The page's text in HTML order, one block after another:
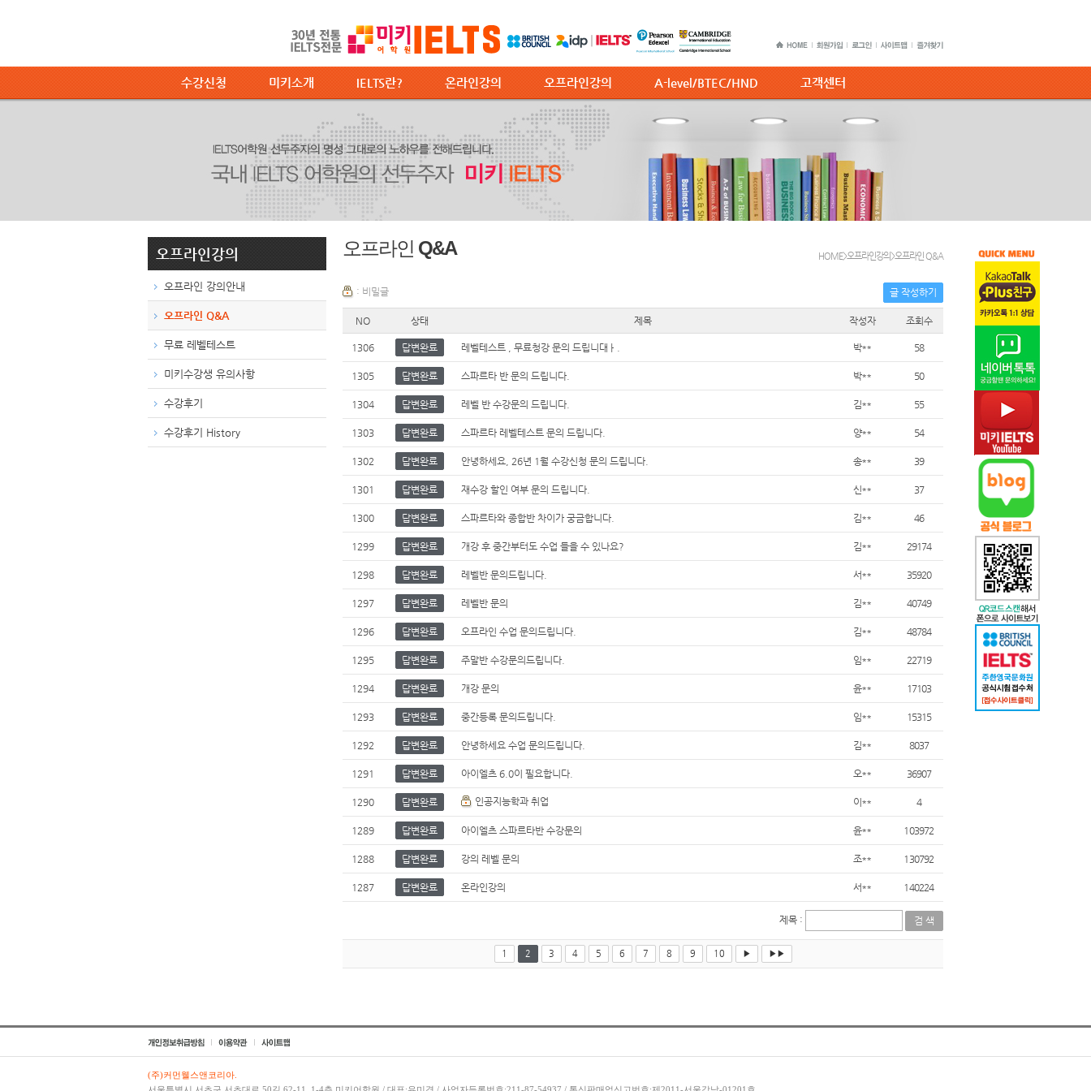
수강신청 미키소개 IELTS란? 온라인강의 오프라인강의 A-level/BTEC/HND 고객센터
오프라인강의
오프라인 강의안내
오프라인 Q&A
무료 레벨테스트
미키수강생 유의사항
수강후기
수강후기 History
오프라인 Q&A HOME>오프라인강의>오프라인 Q&A
: 비밀글 글 작성하기
NO 상태 제목 작성자 조회수
1306 답변완료 레벨테스트 , 무료청강 문의 드립니대ㅏ. 박** 58
1305 답변완료 스파르타 반 문의 드립니다. 박** 50
1304 답변완료 레벨 반 수강문의 드립니다. 김** 55
1303 답변완료 스파르타 레벨테스트 문의 드립니다. 양** 54
1302 답변완료 안녕하세요, 26년 1월 수강신청 문의 드립니다. 송** 39
1301 답변완료 재수강 할인 여부 문의 드립니다. 신** 37
1300 답변완료 스파르타와 종합반 차이가 궁금합니다. 김** 46
1299 답변완료 개강 후 중간부터도 수업 들을 수 있나요? 김** 29174
1298 답변완료 레벨반 문의드립니다. 서** 35920
1297 답변완료 레벨반 문의 김** 40749
1296 답변완료 오프라인 수업 문의드립니다. 김** 48784
1295 답변완료 주말반 수강문의드립니다. 임** 22719
1294 답변완료 개강 문의 윤** 17103
1293 답변완료 중간등록 문의드립니다. 임** 15315
1292 답변완료 안녕하세요 수업 문의드립니다. 김** 8037
1291 답변완료 아이엘츠 6.0이 필요합니다. 오** 36907
1290 답변완료 인공지능학과 취업 이** 4
1289 답변완료 아이엘츠 스파르타반 수강문의 윤** 103972
1288 답변완료 강의 레벨 문의 조** 130792
1287 답변완료 온라인강의 서** 140224
제목 :
1 2 3 4 5 6 7 8 9 10 ▶ ▶▶
(주)커먼웰스앤코리아.